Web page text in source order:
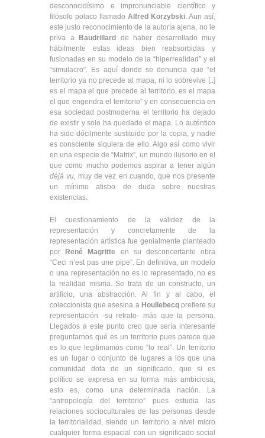
desconocidísimo e impronunciable científico y
filósofo polaco llamado Alfred Korzybski. Aun así,
este justo reconocimiento de la autoría ajena, no le
priva a Baudrillard de haber desarrollado muy
hábilmente estas ideas bien reabsorbidas y
fusionadas en su modelo de la “hiperrealidad” y el
“simulacro”. Es aquí donde se denuncia que “el
territorio ya no precede al mapa, ni lo sobrevive [..]
es el mapa el que precede al territorio, es el mapa
el que engendra el territorio” y en consecuencia en
esa sociedad postmoderna el territorio ha dejado
de existir y solo ha quedado el mapa. Lo auténtico
ha sido dócilmente sustituido por la copia, y nadie
es consciente siquiera de ello. Algo así como vivir
en una especie de “Matrix”, un mundo ilusorio en el
que como mucho podemos aspirar a tener algún
déjá vu, muy de vez en cuando, que nos presente
un mínimo atisbo de duda sobre nuestras
existencias.
El cuestionamiento de la validez de la
representación y concretamente de la
representación artística fue genialmente planteado
por René Magritte en su desconcertante obra
“Ceci n’est pas une pipe”. En definitiva, un modelo
o una representación no es lo representado, no es
la realidad misma. Se trata de un constructo, un
artificio, una abstracción. Al fin y al cabo, el
coleccionista que asesina a Houllebecqprefiere su
representación -su retrato- más que la persona.
Llegados a este punto creo que sería interesante
preguntarnos qué es un territorio pues parece que
es lo que legitimamos como “lo real”. Un territorio
es un lugar o conjunto de lugares a los que una
comunidad dota de un significado, que si es
político se expresa en su forma más ambiciosa,
esto es, como una determinada nación. La
“antropología del territorio” pues estudia las
relaciones socioculturales de las personas desde
la territorialidad, siendo un territorio a nivel micro
cualquier forma espacial con un significado social